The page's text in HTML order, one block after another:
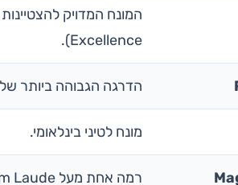
המונח המדויק
Excellence).
הדרגה הגבוהה ביותר
מונח לטיני בינלאומי.
רמה אחת מעל Cum Laude.